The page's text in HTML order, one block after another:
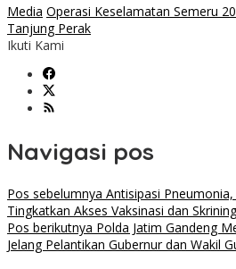
Media Operasi Keselamatan Semeru
Tanjung Perak
Ikuti Kami
Navigasi pos
Pos sebelumnya Antisipasi
Tingkatkan Akses Vaksinasi dan
Pos berikutnya Polda Jatim Gandeng
Jelang Pelantikan Gubernur dan Wakil